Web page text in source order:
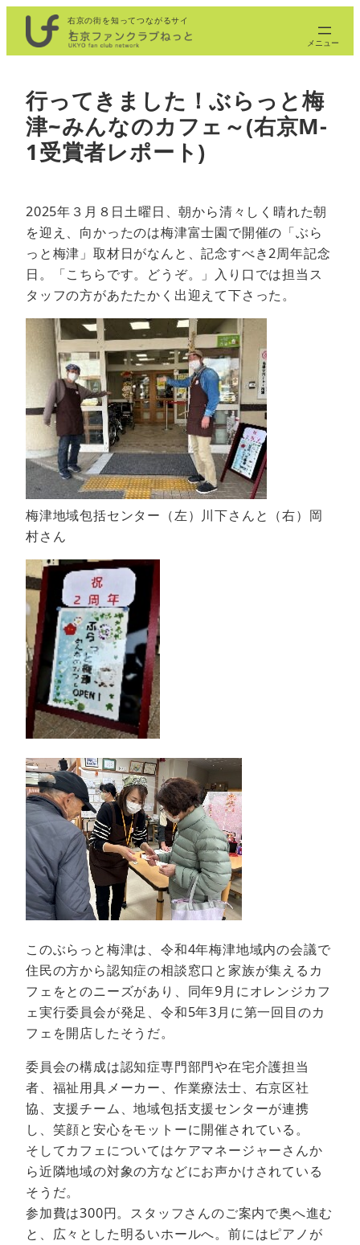
を
右京の街を知ってつながるサイ
ト
行ってきました！ぶらっと梅
津~みんなのカフェ～(右京M-
1受賞者レポート)
2025年３月８日土曜日、朝から清々しく晴れた朝
を迎え、向かったのは梅津富士園で開催の「ぶら
っと梅津」取材日がなんと、記念すべき2周年記念
日。「こちらです。どうぞ。」入り口では担当ス
タッフの方があたたかく出迎えて下さった。
梅津地域包括センター（左）川下さんと（右）岡
村さん
このぶらっと梅津は、令和4年梅津地域内の会議で
住民の方から認知症の相談窓口と家族が集えるカ
フェをとのニーズがあり、同年9月にオレンジカフ
ェ実行委員会が発足、令和5年3月に第一回目のカ
フェを開店したそうだ。
委員会の構成は認知症専門部門や在宅介護担当
者、福祉用具メーカー、作業療法士、右京区社
協、支援チーム、地域包括支援センターが連携
し、笑顔と安心をモットーに開催されている。
そしてカフェについてはケアマネージャーさんか
ら近隣地域の対象の方などにお声かけされている
そうだ。
参加費は300円。スタッフさんのご案内で奥へ進む
と、広々とした明るいホールへ。前にはピアノが